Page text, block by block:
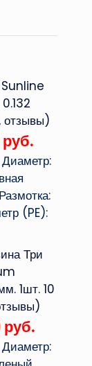
отзывы)
(PE):
Три
1шт. 10
руб.